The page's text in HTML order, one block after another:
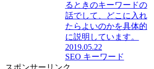
るときのキーワードの
話でして、どこに入れ
たらよいのかを具体的
に説明しています。
2019.05.22
SEO キーワード